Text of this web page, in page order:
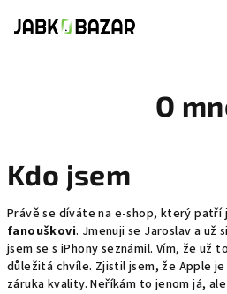
O
Kdo jsem
Právě se díváte na e-shop, který patří
fanouškovi. Jmenuji se Jaroslav a už
jsem se s iPhony seznámil. Vím, že už
důležitá chvíle. Zjistil jsem, že Apple
záruka kvality. Neříkám to jenom já,